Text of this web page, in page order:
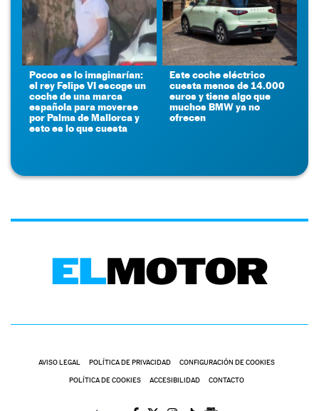
Pocos se lo imaginarían:
el rey Felipe VI escoge un
coche de una marca
española para moverse
por Palma de Mallorca y
esto es lo que cuesta
Este coche eléctrico
cuesta menos de 14.000
euros y tiene algo que
muchos BMW ya no
ofrecen
AVISO LEGAL POLÍTICA DE PRIVACIDAD CONFIGURACIÓN DE COOKIES
POLÍTICA DE COOKIES ACCESIBILIDAD CONTACTO